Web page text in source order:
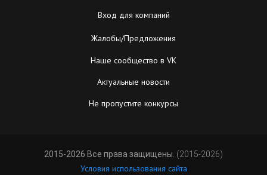
Вход для компаний
Жалобы/Предложения
Наше сообщество в VK
Актуальные новости
Не пропустите конкурсы
2015-2026 Все права защищены. (2015-2026)
Условия использования сайта